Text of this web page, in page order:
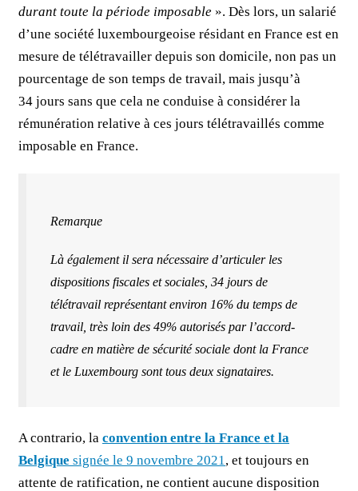
durant toute la période imposable ». Dès lors, un salarié
d’une société luxembourgeoise résidant en France est en
mesure de télétravailler depuis son domicile, non pas un
pourcentage de son temps de travail, mais jusqu’à
34 jours sans que cela ne conduise à considérer la
rémunération relative à ces jours télétravaillés comme
imposable en France.
Remarque
Là également il sera nécessaire d’articuler les
dispositions fiscales et sociales, 34 jours de
télétravail représentant environ 16% du temps de
travail, très loin des 49% autorisés par l’accord-
cadre en matière de sécurité sociale dont la France
et le Luxembourg sont tous deux signataires.
A contrario, la convention entre la France et la
Belgique signée le 9 novembre 2021, et toujours en
attente de ratification, ne contient aucune disposition